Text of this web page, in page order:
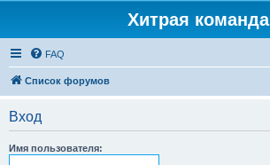
Хитрая команда
FAQ
Список форумов
Вход
Имя пользователя: